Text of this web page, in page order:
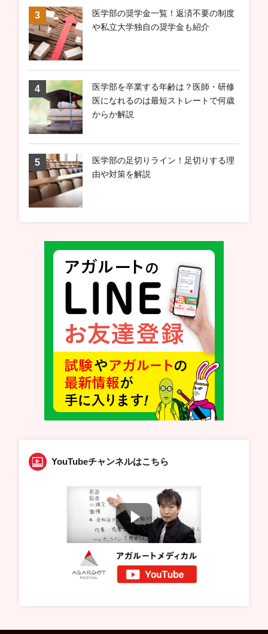
医学部の奨学金一覧！返済不要の制度
や私立大学独自の奨学金も紹介
医学部を卒業する年齢は？医師・研修
医になれるのは最短ストレートで何歳
からか解説
医学部の足切りライン！足切りする理
由や対策を解説
YouTubeチャンネルはこちら